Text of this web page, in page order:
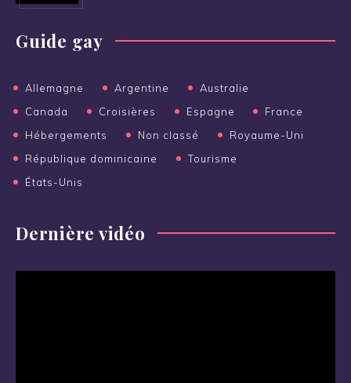
Guide gay
Allemagne Argentine
Australie
Canada
Croisières Espagne
France
Hébergements
Non classé
Royaume-Uni
République dominicaine
Tourisme
États-Unis
Dernière vidéo